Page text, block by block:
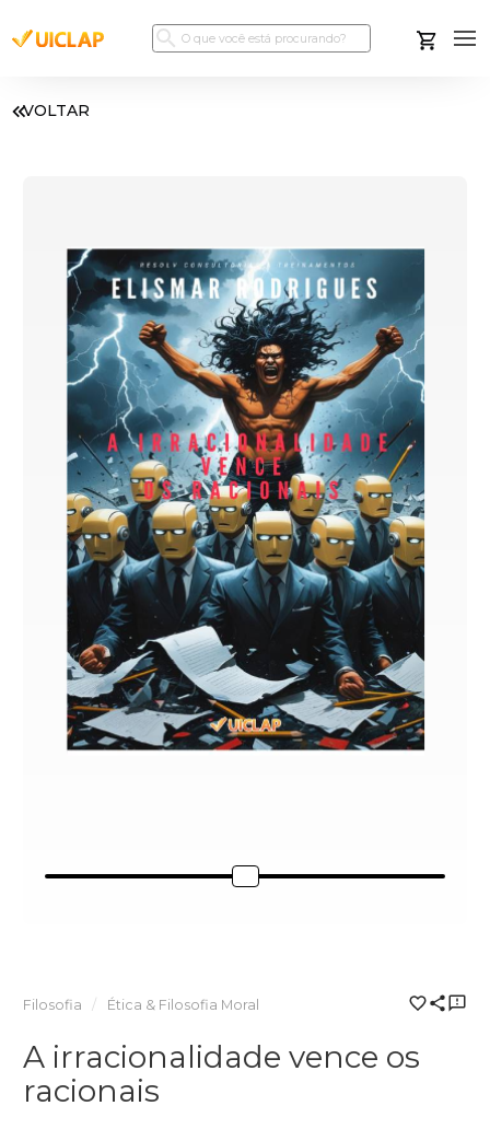
VOLTAR
Filosofia Ética & Filosofia Moral
A irracionalidade vence os
racionais